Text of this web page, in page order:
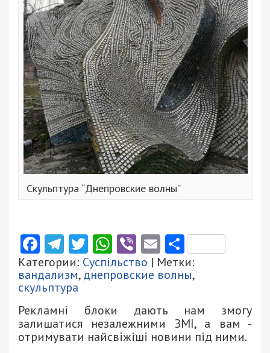
Скульптура “Днепровские волны”
Facebook
Telegram
Twitter
WhatsApp
ViberEmail
Категории: Суспільство | Метки:
вандализм,днепровские волны,
скульптура
Рекламні блоки дають нам змогу
залишатися незалежними ЗМІ, а вам -
отримувати найсвіжіші новини під ними.